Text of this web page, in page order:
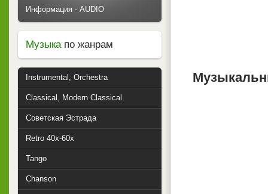
Информация - AUDIO
Музыкапо жанрам
Instrumental, Orchestra
Classical, Modern Classical
Советская Эстрада
Retro 40x-60x
Tango
Chanson